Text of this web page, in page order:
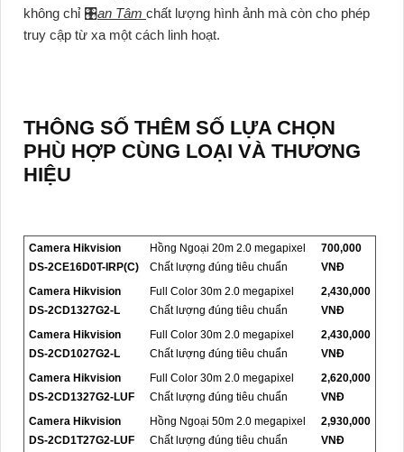
không chỉ 🎛an Tâm chất lượng hình ảnh mà còn cho phép
truy cập từ xa một cách linh hoạt.
THÔNG SỐ THÊM SỐ LỰA CHỌN
PHÙ HỢP CÙNG LOẠI VÀ THƯƠNG
HIỆU
Camera Hikvision
DS-2CE16D0T-IRP(C)
Hồng Ngoại 20m 2.0 megapixel
Chất lượng đúng tiêu chuẩn
700,000
VNĐ
Camera Hikvision
DS-2CD1327G2-L
Full Color 30m 2.0 megapixel
Chất lượng đúng tiêu chuẩn
2,430,000
VNĐ
Camera Hikvision
DS-2CD1027G2-L
Full Color 30m 2.0 megapixel
Chất lượng đúng tiêu chuẩn
2,430,000
VNĐ
Camera Hikvision
DS-2CD1327G2-LUF
Full Color 30m 2.0 megapixel
Chất lượng đúng tiêu chuẩn
2,620,000
VNĐ
Camera Hikvision
DS-2CD1T27G2-LUF
Hồng Ngoại 50m 2.0 megapixel
Chất lượng đúng tiêu chuẩn
2,930,000
VNĐ